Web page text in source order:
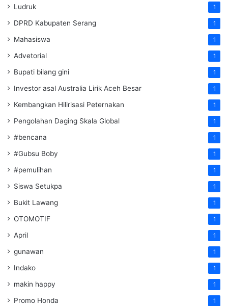
Ludruk 1
DPRD Kabupaten Serang 1
Mahasiswa 1
Advetorial 1
Bupati bilang gini 1
Investor asal Australia Lirik Aceh Besar 1
Kembangkan Hilirisasi Peternakan 1
Pengolahan Daging Skala Global 1
#bencana 1
#Gubsu Boby 1
#pemulihan 1
Siswa Setukpa 1
Bukit Lawang 1
OTOMOTIF 1
April 1
gunawan 1
Indako 1
makin happy 1
Promo Honda 1